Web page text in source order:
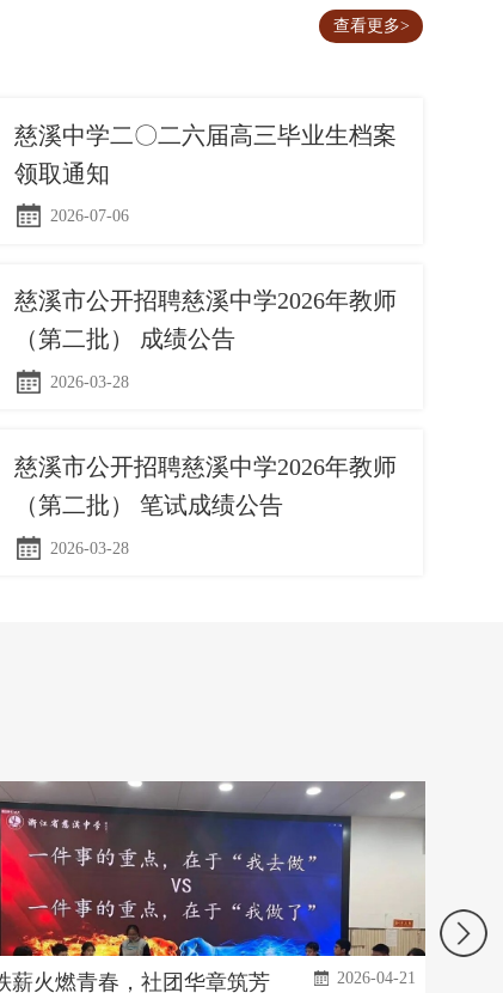
查看更多>
慈溪中学二〇二六届高三毕业生档案
领取通知
2026-07-06
慈溪市公开招聘慈溪中学2026年教师
（第二批） 成绩公告
2026-03-28
慈溪市公开招聘慈溪中学2026年教师
（第二批） 笔试成绩公告
2026-03-28
华章筑芳
2026-04-21
归毅追思承先烈 雨寄